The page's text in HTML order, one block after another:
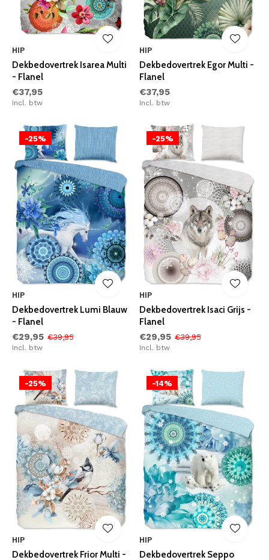
HIP
Dekbedovertrek Isarea Multi
- Flanel
€37,95
Incl. btw
HIP
Dekbedovertrek Egor Multi -
Flanel
€37,95
Incl. btw
-25%
HIP
Dekbedovertrek Lumi Blauw
- Flanel
€29,95 €39,95
Incl. btw
-25%
HIP
Dekbedovertrek Isaci Grijs -
Flanel
€29,95 €39,95
Incl. btw
-25%
HIP
Dekbedovertrek Frior Multi -
-14%
HIP
Dekbedovertrek Seppo